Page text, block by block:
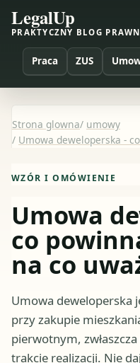
LegalUp
PRAKTYCZNY BLOG
Praca ZUS
Strona glowna/ umowy
/ Umowa deweloperska -
WZÓR I OMÓWIENIE
Umowa
co
na co
Umowa deweloperska
przy zakupie
pierwotnym,
trakcie realizacji. Nie